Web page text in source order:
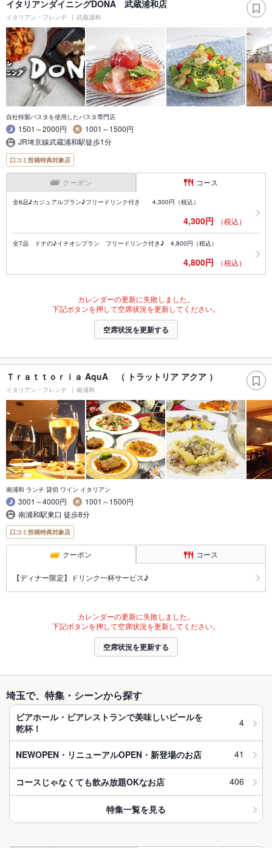
イタリアンダイニングDONA 武蔵浦和店
イタリアン・フレンチ 武蔵浦和
自社特製パスタを使用したパスタ専門店
1501～2000円
1001～1500円
JR埼京線武蔵浦和駅徒歩1分
口コミ投稿特典対象店
クーポン コース
全6品♪カジュアルプラン♪フリードリンク付き 4,300円（税込）
4,300円 （税込）
全7品 ドナの♪イチオシプラン フリードリンク付き♪ 4,800円（税込）
4,800円 （税込）
カレンダーの更新に失敗しました。
下記ボタンを押して空席状況を更新してください。
空席状況を更新する
Ｔｒａｔｔｏｒｉａ AquA （ トラットリア アクア ）
イタリアン・フレンチ 南浦和
南浦和 ランチ 貸切 ワイン イタリアン
3001～4000円
1001～1500円
南浦和駅東口 徒歩8分
口コミ投稿特典対象店
クーポン コース
【ディナー限定】ドリンク一杯サービス♪
カレンダーの更新に失敗しました。
下記ボタンを押して空席状況を更新してください。
空席状況を更新する
埼玉で、特集・シーンから探す
ビアホール・ビアレストランで美味しいビールを
乾杯！
4
NEWOPEN・リニューアルOPEN・新登場のお店 41
コースじゃなくても飲み放題OKなお店 406
特集一覧を見る